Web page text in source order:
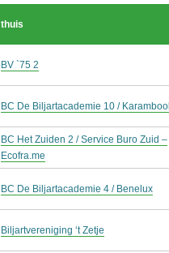
thuis
BV `75 2
BC De Biljartacademie 10 / Karambool
BC Het Zuiden 2 / Service Buro Zuid –
Ecofra.me
BC De Biljartacademie 4 / Benelux
Biljartvereniging ‘t Zetje